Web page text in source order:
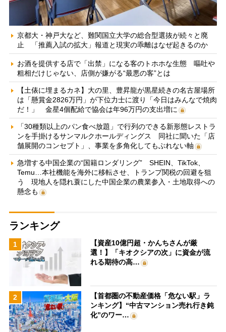
京都大・神戸大など、難関国立大学の総合型選抜が続々と廃
止 「推薦入試の拡大」報道と現実の乖離はなぜ起きるのか
お酒を提供する店で「出禁」になる客のトホホな生態 嘔吐や
粗相だけじゃない、店側が嫌がる“最悪の客”とは
【土俵に埋まるカネ】大の里、豊昇龍が黒星続きの名古屋場所
は「懸賞金2826万円」が下位力士に渡り「今日はみんなで焼肉
だ！」 金星4個配給で協会は年96万円の支出増に
「30種類以上のパン食べ放題」で行列のできる新形態レストラ
ンを手掛けるサンマルクホールディングス 同社に聞いた「店
舗展開のコンセプト」、事業を多角化してもぶれない軸
急増する中国企業の“国籍ロンダリング” SHEIN、TikTok、
Temu…本社機能を海外に移転させ、トランプ関税の回避を狙
う 現地人を隠れ蓑にした中国企業の農業参入・土地取得への
懸念も
ランキング
1
【資産10億円超・かんちさんが厳
選！】「キオクシアの次」に資金が流
れる期待の高…
2
【首都圏の不動産価格「危ない駅」ラ
ンキング】“中古マンション売れ行き鈍
化”のワー…